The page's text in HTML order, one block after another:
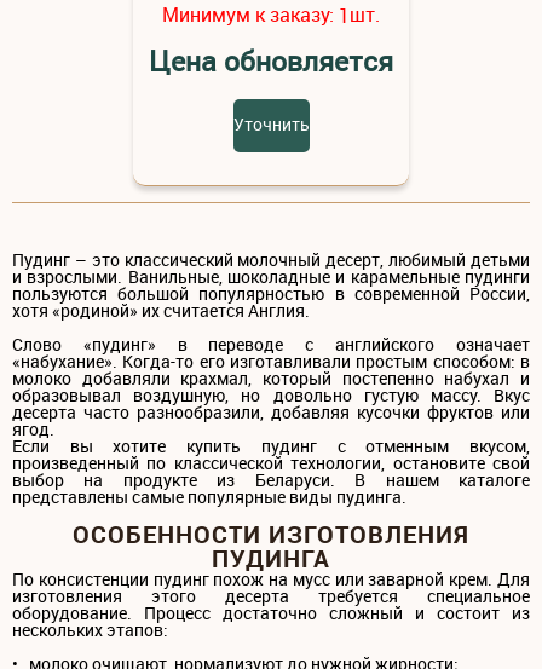
Минимум к заказу: 1шт.
Цена обновляется
Уточнить
Пудинг – это классический молочный десерт, любимый детьми
и взрослыми. Ванильные, шоколадные и карамельные пудинги
пользуются большой популярностью в современной России,
хотя «родиной» их считается Англия.
Слово «пудинг» в переводе с английского означает
«набухание». Когда-то его изготавливали простым способом: в
молоко добавляли крахмал, который постепенно набухал и
образовывал воздушную, но довольно густую массу. Вкус
десерта часто разнообразили, добавляя кусочки фруктов или
ягод.
Если вы хотите купить пудинг с отменным вкусом,
произведенный по классической технологии, остановите свой
выбор на продукте из Беларуси. В нашем каталоге
представлены самые популярные виды пудинга.
ОСОБЕННОСТИ ИЗГОТОВЛЕНИЯ
ПУДИНГА
По консистенции пудинг похож на мусс или заварной крем. Для
изготовления этого десерта требуется специальное
оборудование. Процесс достаточно сложный и состоит из
нескольких этапов:
• молоко очищают, нормализуют до нужной жирности;